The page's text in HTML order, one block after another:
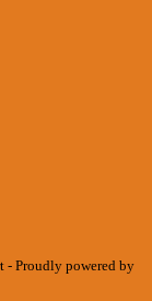
- Proudly powered by